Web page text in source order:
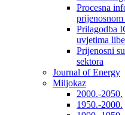
Procesna
prijenosnom
Prilagodba
uvjetima
Prijenosni
sektora
Journal of Energy
Miljokaz
2000.-2050.
1950.-2000.